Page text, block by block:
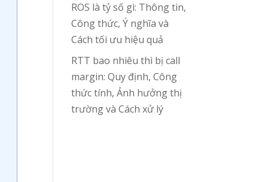
ROS là tỷ số gì: Thông tin,
Công thức, Ý nghĩa và
Cách tối ưu hiệu quả
RTT bao nhiêu thì bị call
margin: Quy định, Công
thức tính, Ảnh hưởng thị
trường và Cách xử lý